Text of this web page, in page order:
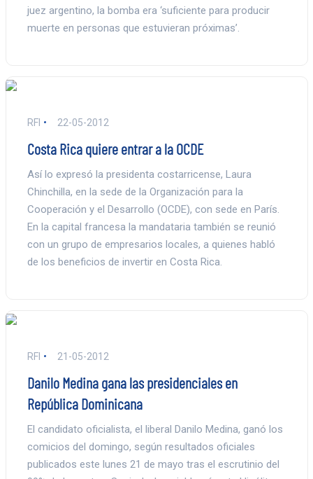
juez argentino, la bomba era ‘suficiente para producir
muerte en personas que estuvieran próximas’.
RFI 22-05-2012
Costa Rica quiere entrar a la OCDE
Así lo expresó la presidenta costarricense, Laura
Chinchilla, en la sede de la Organización para la
Cooperación y el Desarrollo (OCDE), con sede en París.
En la capital francesa la mandataria también se reunió
con un grupo de empresarios locales, a quienes habló
de los beneficios de invertir en Costa Rica.
RFI 21-05-2012
Danilo Medina gana las presidenciales en
República Dominicana
El candidato oficialista, el liberal Danilo Medina, ganó los
comicios del domingo, según resultados oficiales
publicados este lunes 21 de mayo tras el escrutinio del